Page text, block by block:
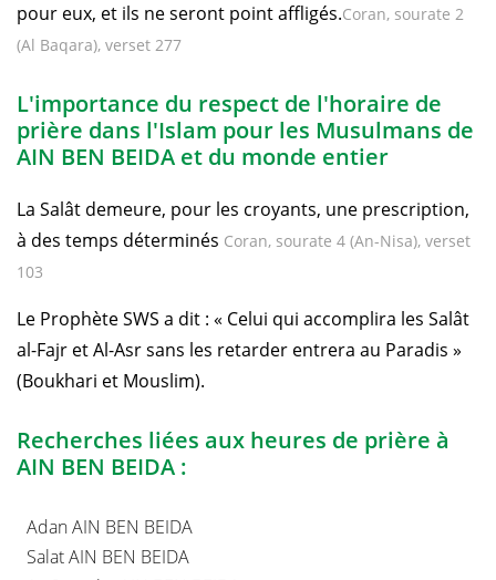
pour eux, et ils ne seront point affligés.Coran, sourate 2
(Al Baqara), verset 277
L'importance du respect de l'horaire de
prière dans l'Islam pour les Musulmans de
AIN BEN BEIDA et du monde entier
La Salât demeure, pour les croyants, une prescription,
à des temps déterminés Coran, sourate 4 (An-Nisa), verset
103
Le Prophète SWS a dit : « Celui qui accomplira les Salât
al-Fajr et Al-Asr sans les retarder entrera au Paradis »
(Boukhari et Mouslim).
Recherches liées aux heures de prière à
AIN BEN BEIDA :
Adan AIN BEN BEIDA
Salat AIN BEN BEIDA